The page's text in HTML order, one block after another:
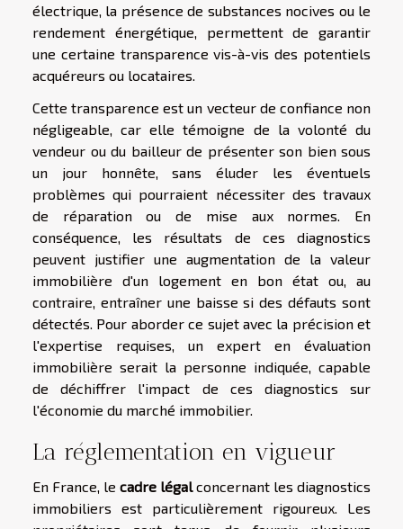
électrique, la présence de substances nocives ou le
rendement énergétique, permettent de garantir
une certaine transparence vis-à-vis des potentiels
acquéreurs ou locataires.
Cette transparence est un vecteur de confiance non
négligeable, car elle témoigne de la volonté du
vendeur ou du bailleur de présenter son bien sous
un jour honnête, sans éluder les éventuels
problèmes qui pourraient nécessiter des travaux
de réparation ou de mise aux normes. En
conséquence, les résultats de ces diagnostics
peuvent justifier une augmentation de la valeur
immobilière d'un logement en bon état ou, au
contraire, entraîner une baisse si des défauts sont
détectés. Pour aborder ce sujet avec la précision et
l'expertise requises, un expert en évaluation
immobilière serait la personne indiquée, capable
de déchiffrer l'impact de ces diagnostics sur
l'économie du marché immobilier.
La réglementation en vigueur
En France, le cadre légal concernant les diagnostics
immobiliers est particulièrement rigoureux. Les